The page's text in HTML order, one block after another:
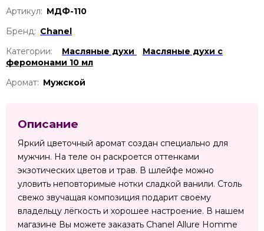
Артикул: МДФ-110
Бренд: Chanel
Категории:
Масляные духи
Масляные духи с
феромонами 10 мл
Аромат: Мужской
Описание
Яркий цветочный аромат создан специально для
мужчин. На теле он раскроется оттенками
экзотических цветов и трав. В шлейфе можно
уловить неповторимые нотки сладкой ванили. Столь
свежо звучащая композиция подарит своему
владельцу лёгкость и хорошее настроение. В нашем
магазине Вы можете заказать Chanel Allure Homme